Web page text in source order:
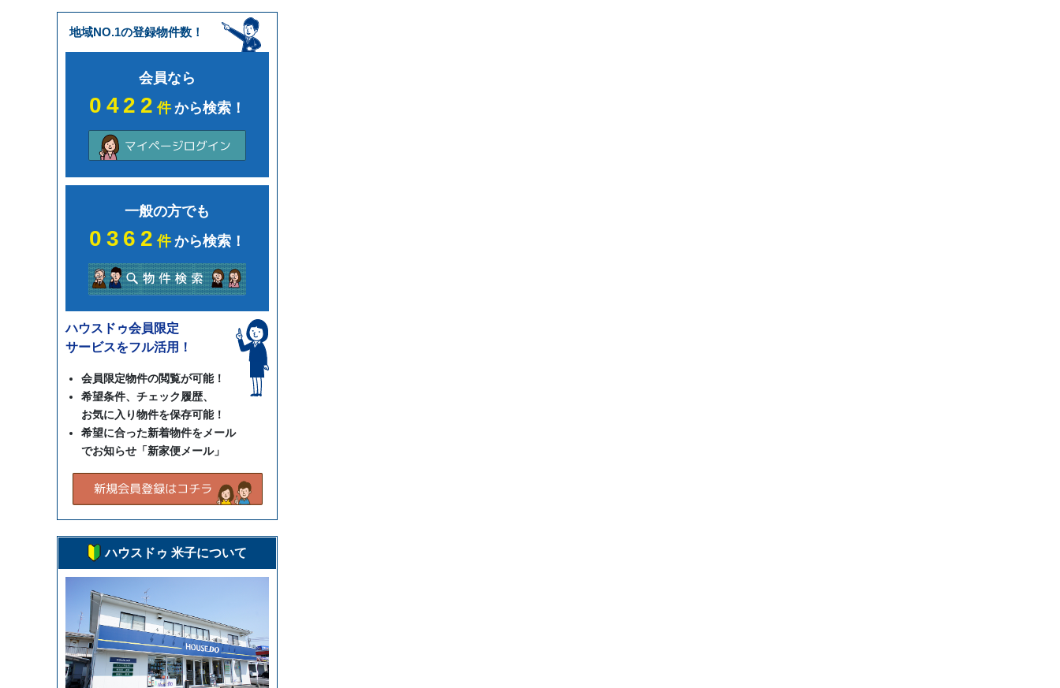
地域NO.1の登録物件数！
会員なら
0422件から検索！
一般の方でも
0362件から検索！
ハウスドゥ会員限定
サービスをフル活用！
会員限定物件の閲覧が可能！
希望条件、チェック履歴、
お気に入り物件を保存可能！
希望に合った新着物件をメール
でお知らせ「新家便メール」
ハウスドゥ 米子について